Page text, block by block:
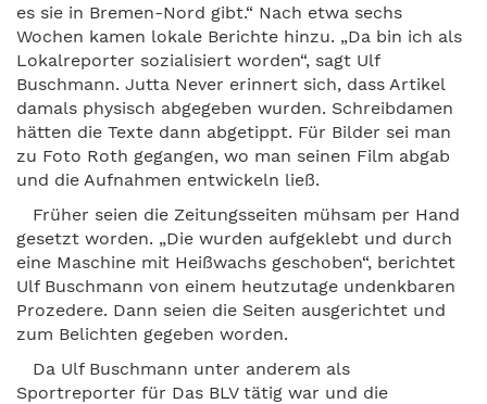
es sie in Bremen-Nord gibt.“ Nach etwa sechs
Wochen kamen lokale Berichte hinzu. „Da bin ich als
Lokalreporter sozialisiert worden“, sagt Ulf
Buschmann. Jutta Never erinnert sich, dass Artikel
damals physisch abgegeben wurden. Schreibdamen
hätten die Texte dann abgetippt. Für Bilder sei man
zu Foto Roth gegangen, wo man seinen Film abgab
und die Aufnahmen entwickeln ließ.
Früher seien die Zeitungsseiten mühsam per Hand
gesetzt worden. „Die wurden aufgeklebt und durch
eine Maschine mit Heißwachs geschoben“, berichtet
Ulf Buschmann von einem heutzutage undenkbaren
Prozedere. Dann seien die Seiten ausgerichtet und
zum Belichten gegeben worden.
Da Ulf Buschmann unter anderem als
Sportreporter für Das BLV tätig war und die